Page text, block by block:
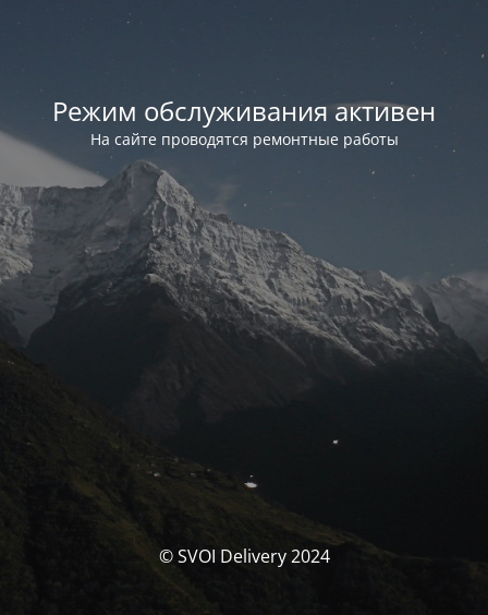
Режим обслуживания активен
На сайте проводятся ремонтные работы
© SVOI Delivery 2024